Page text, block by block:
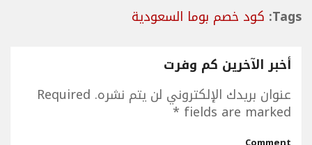
Tags: كود خصم بوما السعودية
أخبر الآخرين كم وفرت
عنوان بريدك الإلكتروني لن يتم نشره. Required
fields are marked
*